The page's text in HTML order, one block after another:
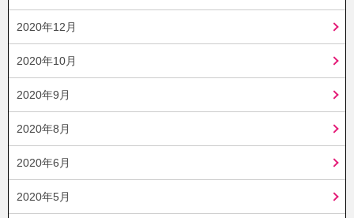
2020年12月
2020年10月
2020年9月
2020年8月
2020年6月
2020年5月